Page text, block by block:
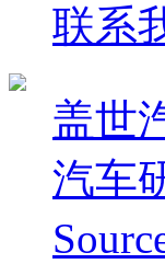
联系
盖世
汽车